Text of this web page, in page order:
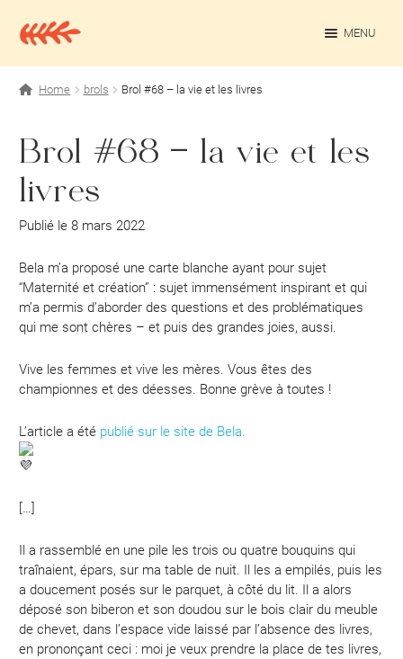
à
au
MENU
Projets personnels
Contact
Home brols Brol #68 – la vie et les livres
Brol #68 – la vie et les
livres
Publié le 8 mars 2022
Bela m’a proposé une carte blanche ayant pour sujet
“Maternité et création” : sujet immensément inspirant et qui
m’a permis d’aborder des questions et des problématiques
qui me sont chères – et puis des grandes joies, aussi.
Vive les femmes et vive les mères. Vous êtes des
championnes et des déesses. Bonne grève à toutes !
L’article a été publié sur le site de Bela.
[…]
Il a rassemblé en une pile les trois ou quatre bouquins qui
traînaient, épars, sur ma table de nuit. Il les a empilés, puis les
a doucement posés sur le parquet, à côté du lit. Il a alors
déposé son biberon et son doudou sur le bois clair du meuble
de chevet, dans l’espace vide laissé par l’absence des livres,
en prononçant ceci : moi je veux prendre la place de tes livres,